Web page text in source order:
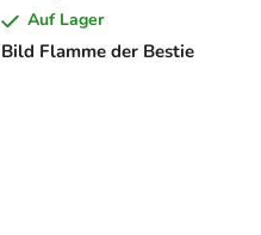
Bild Flamme der Bestie
Auf Lager